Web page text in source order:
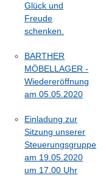
Glück und
Freude
schenken.
BARTHER
MÖBELLAGER -
Wiedereröffnung
am 05.05.2020
Einladung zur
Sitzung unserer
Steuerungsgruppe
am 19.05.2020
um 17.00 Uhr